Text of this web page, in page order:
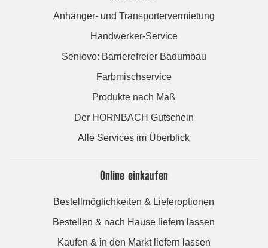
Anhänger- und Transportervermietung
Handwerker-Service
Seniovo: Barrierefreier Badumbau
Farbmischservice
Produkte nach Maß
Der HORNBACH Gutschein
Alle Services im Überblick
Online einkaufen
Bestellmöglichkeiten & Lieferoptionen
Bestellen & nach Hause liefern lassen
Kaufen & in den Markt liefern lassen